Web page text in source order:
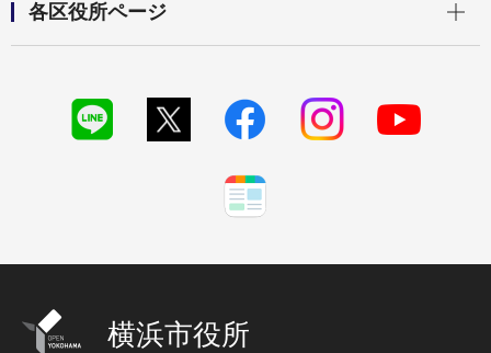
各区役所ページ
横浜市役所